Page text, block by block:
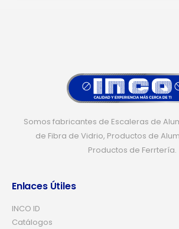
Somos fabricantes de Escaleras de
de Fibra de Vidrio, Productos de
Productos de Ferrtería.
Enlaces Útiles
INCO ID
Catálogos